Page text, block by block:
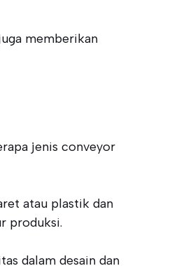
memberikan
jenis conveyor
atau plastik dan
produksi.
dalam desain dan